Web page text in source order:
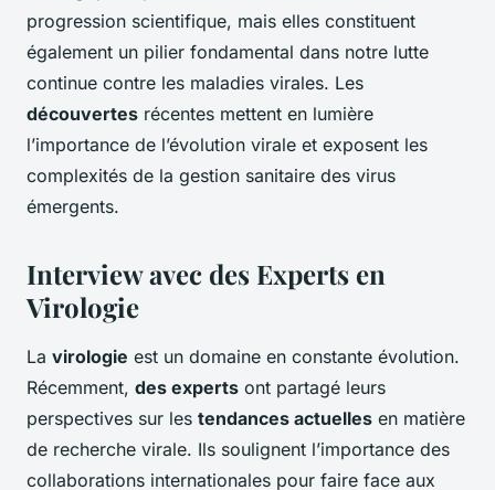
progression scientifique, mais elles constituent
également un pilier fondamental dans notre lutte
continue contre les maladies virales. Les
découvertes récentes mettent en lumière
l’importance de l’évolution virale et exposent les
complexités de la gestion sanitaire des virus
émergents.
Interview avec des Experts en
Virologie
La virologie est un domaine en constante évolution.
Récemment, des experts ont partagé leurs
perspectives sur les tendances actuelles en matière
de recherche virale. Ils soulignent l’importance des
collaborations internationales pour faire face aux